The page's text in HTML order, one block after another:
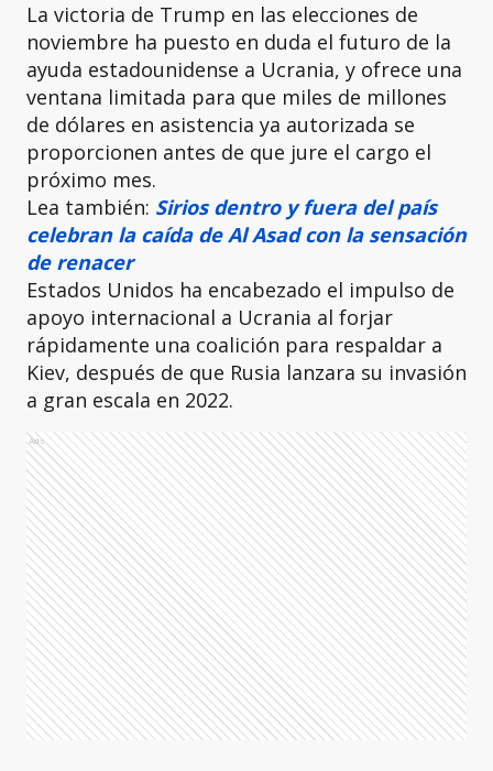
La victoria de Trump en las elecciones de
noviembre ha puesto en duda el futuro de la
ayuda estadounidense a Ucrania, y ofrece una
ventana limitada para que miles de millones
de dólares en asistencia ya autorizada se
proporcionen antes de que jure el cargo el
próximo mes.
Lea también: Sirios dentro y fuera del país
celebran la caída de Al Asad con la sensación
de renacer
Estados Unidos ha encabezado el impulso de
apoyo internacional a Ucrania al forjar
rápidamente una coalición para respaldar a
Kiev, después de que Rusia lanzara su invasión
a gran escala en 2022.
Ads